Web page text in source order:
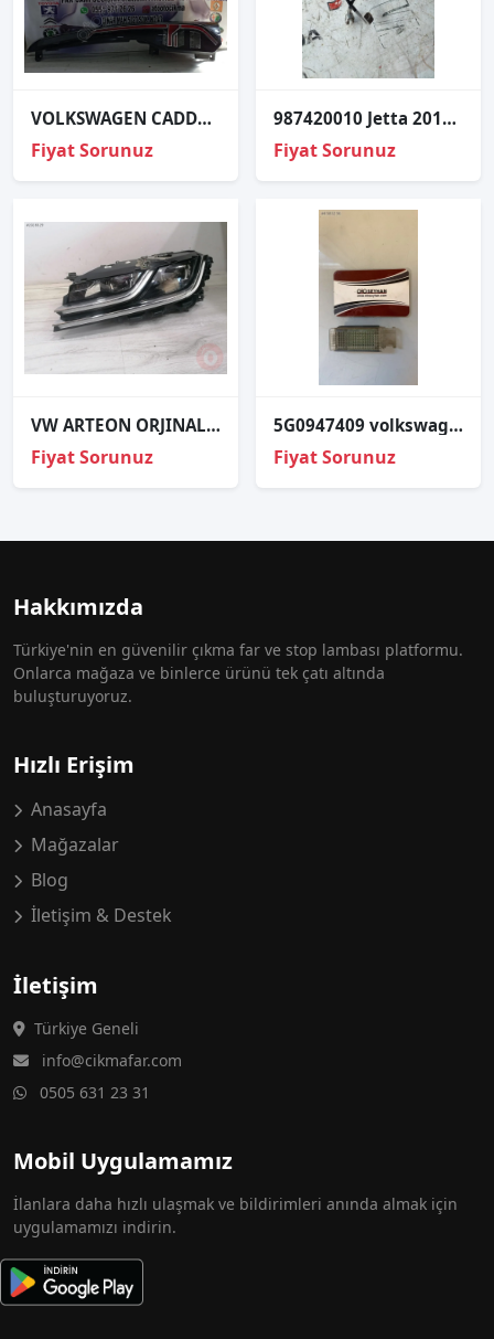
VOLKSWAGEN CADDY ORJİNAL ÇIKMA SAĞ STOP
Fiyat Sorunuz
987420010 Jetta 2012 sol far beyni kablosu
Fiyat Sorunuz
VW ARTEON ORJINAL ÇIKMA SOL FAR
Fiyat Sorunuz
5G0947409 volkswagen Passat b8 torpido iç aydınlatma led
Fiyat Sorunuz
Hakkımızda
Türkiye'nin en güvenilir çıkma far ve stop lambası platformu.
Onlarca mağaza ve binlerce ürünü tek çatı altında
buluşturuyoruz.
Hızlı Erişim
Anasayfa
Mağazalar
Blog
İletişim & Destek
İletişim
Türkiye Geneli
info@cikmafar.com
0505 631 23 31
Mobil Uygulamamız
İlanlara daha hızlı ulaşmak ve bildirimleri anında almak için
uygulamamızı indirin.